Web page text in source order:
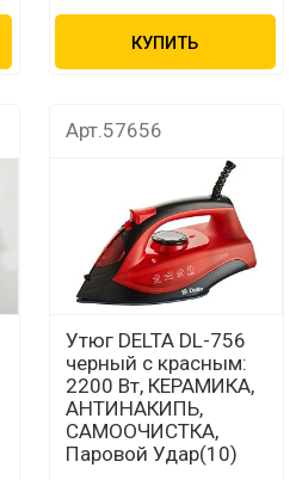
КУПИТЬ
Арт.57656
Утюг DELTA DL-756
черный с красным:
2200 Вт, КЕРАМИКА,
АНТИНАКИПЬ,
САМООЧИСТКА,
Паровой Удар(10)